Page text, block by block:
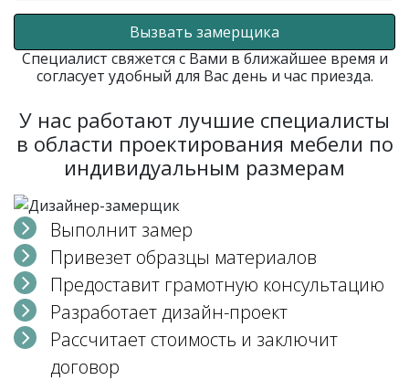
Вызвать замерщика
Специалист свяжется с Вами в ближайшее время и
согласует удобный для Вас день и час приезда.
У нас работают лучшие специалисты
в области проектирования мебели по
индивидуальным размерам
Выполнит замер
Привезет образцы материалов
Предоставит грамотную консультацию
Разработает дизайн-проект
Рассчитает стоимость и заключит
договор